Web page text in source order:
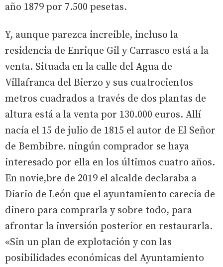
año 1879 por 7.500 pesetas.
Y, aunque parezca increible, incluso la
residencia de Enrique Gil y Carrasco está a la
venta. Situada en la calle del Agua de
Villafranca del Bierzo y sus cuatrocientos
metros cuadrados a través de dos plantas de
altura está a la venta por 130.000 euros. Allí
nacía el 15 de julio de 1815 el autor de El Señor
de Bembibre. ningún comprador se haya
interesado por ella en los últimos cuatro años.
En novie,bre de 2019 el alcalde declaraba a
Diario de León que el ayuntamiento carecía de
dinero para comprarla y sobre todo, para
afrontar la inversión posterior en restaurarla.
«Sin un plan de explotación y con las
posibilidades económicas del Ayuntamiento